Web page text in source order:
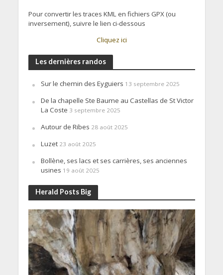
Pour convertir les traces KML en fichiers GPX (ou
inversement), suivre le lien ci-dessous
Cliquez ici
Les dernières randos
Sur le chemin des Eyguiers 13 septembre 2025
De la chapelle Ste Baume au Castellas de St Victor
La Coste 3 septembre 2025
Autour de Ribes 28 août 2025
Luzet 23 août 2025
Bollène, ses lacs et ses carrières, ses anciennes
usines 19 août 2025
Herald Posts Big